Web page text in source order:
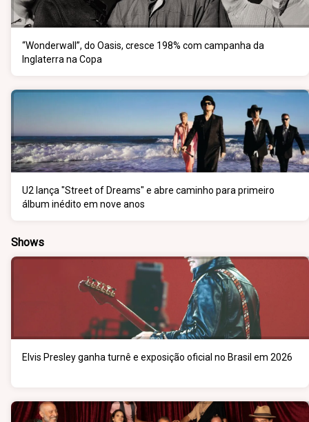
“Wonderwall”, do Oasis, cresce 198% com campanha da
Inglaterra na Copa
U2 lança "Street of Dreams" e abre caminho para primeiro
álbum inédito em nove anos
Shows
Elvis Presley ganha turnê e exposição oficial no Brasil em 2026